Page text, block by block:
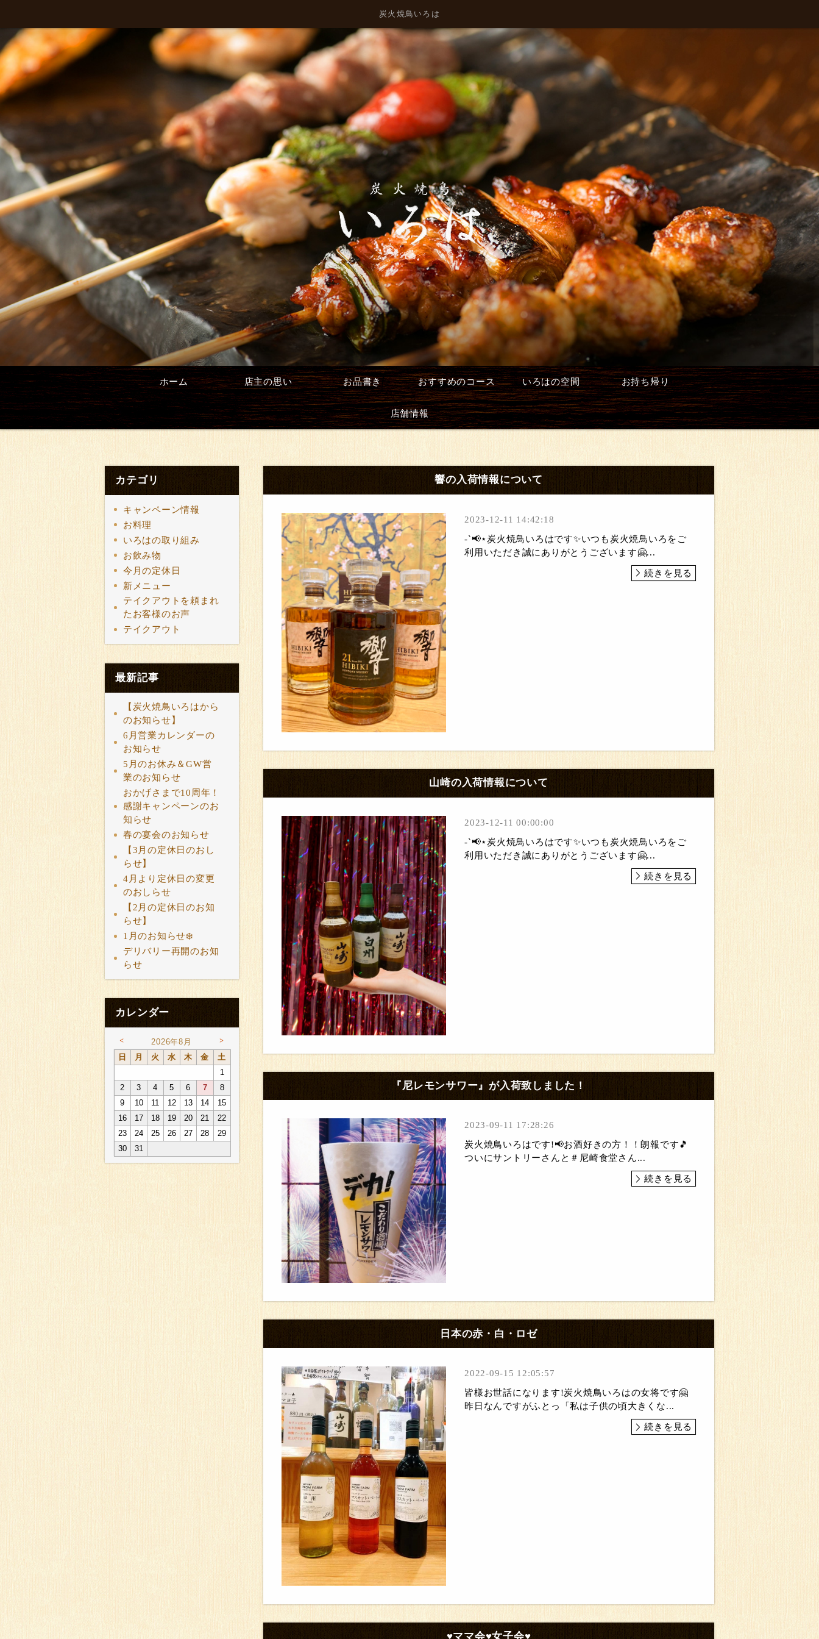
炭火焼鳥いろは
ホーム 店主の思い お品書き おすすめのコース いろはの空間 お持ち帰り
店舗情報
カテゴリ
キャンペーン情報
お料理
いろはの取り組み
お飲み物
今月の定休日
新メニュー
テイクアウトを頼まれ
たお客様のお声
テイクアウト
最新記事
【炭火焼鳥いろはから
のお知らせ】
6月営業カレンダーの
お知らせ
5月のお休み＆GW営
業のお知らせ
おかげさまで10周年！
感謝キャンペーンのお
知らせ
春の宴会のお知らせ
【3月の定休日のおし
らせ】
4月より定休日の変更
のおしらせ
【2月の定休日のお知
らせ】
1月のお知らせ❄️
デリバリー再開のお知
らせ
カレンダー
< 2026年8月 >
日 月 火 水 木 金
土
1
2
3 4 5 6 7
8
9
10 11 12 13 14
15
16
17 18 19 20 21
22
23
24 25 26 27 28
29
30
31
響の入荷情報について
2023-12-11 14:42:18
-`📢⋆炭火焼鳥いろはです✨いつも炭火焼鳥いろをご
利用いただき誠にありがとうございます🤗...
続きを見る
山崎の入荷情報について
2023-12-11 00:00:00
-`📢⋆炭火焼鳥いろはです✨いつも炭火焼鳥いろをご
利用いただき誠にありがとうございます🤗...
続きを見る
『尼レモンサワー』が入荷致しました！
2023-09-11 17:28:26
炭火焼鳥いろはです!📢お酒好きの方！！朗報です🎵
ついにサントリーさんと＃尼崎食堂さん...
続きを見る
日本の赤・白・ロゼ
2022-09-15 12:05:57
皆様お世話になります!炭火焼鳥いろはの女将です🤗
昨日なんですがふとっ「私は子供の頃大きくな...
続きを見る
♥ママ会♥女子会♥